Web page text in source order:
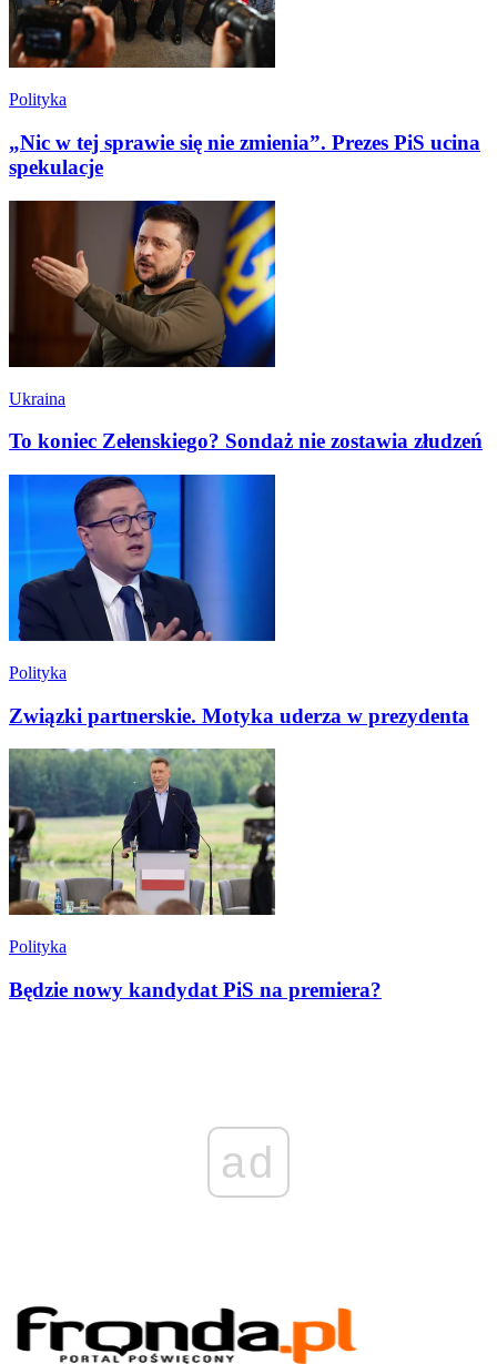
Polityka
„Nic w tej sprawie się nie zmienia”. Prezes PiS ucina
spekulacje
Ukraina
To koniec Zełenskiego? Sondaż nie zostawia złudzeń
Polityka
Związki partnerskie. Motyka uderza w prezydenta
Polityka
Będzie nowy kandydat PiS na premiera?
ad